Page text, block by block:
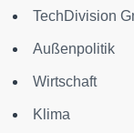
TechDivision
Außenpolitik
Wirtschaft
Klima